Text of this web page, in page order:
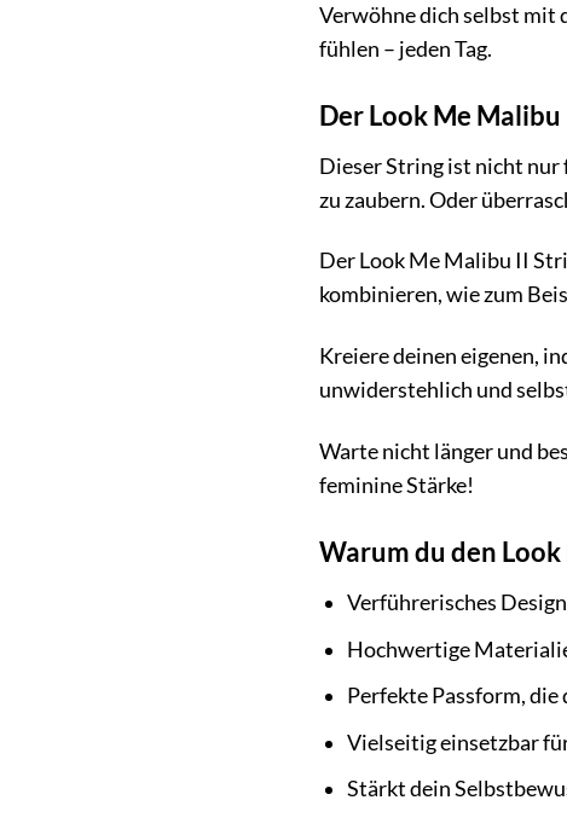
Verwöhne dich selbst mit
fühlen – jeden Tag.
Der Look Me
Dieser String ist nicht nur
zu zaubern. Oder
Der Look Me Malibu II
kombinieren, wie zum
Kreiere deinen eigenen,
unwiderstehlich und
Warte nicht länger und
feminine Stärke!
Warum du den
Verführerisches
Hochwertige
Perfekte Passform,
Vielseitig einsetzbar
Stärkt dein